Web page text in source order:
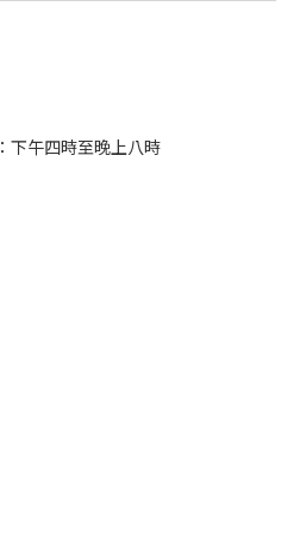
：下午四時至晚上八時